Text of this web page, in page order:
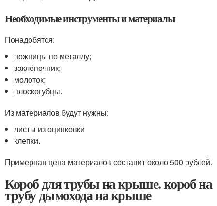
Необходимые инструменты и материалы
Понадобятся:
ножницы по металлу;
заклёпочник;
молоток;
плоскогубцы.
Из материалов будут нужны:
листы из оцинковки
клепки.
Примерная цена материалов составит около 500 рублей.
Короб для трубы на крыше. короб на
трубу дымохода на крыше